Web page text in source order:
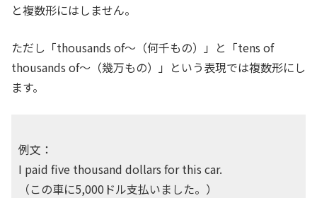
と複数形にはしません。
ただし「thousands of〜（何千もの）」と「tens of
thousands of〜（幾万もの）」という表現では複数形にし
ます。
例文：
I paid five thousand dollars for this car.
（この車に5,000ドル支払いました。）